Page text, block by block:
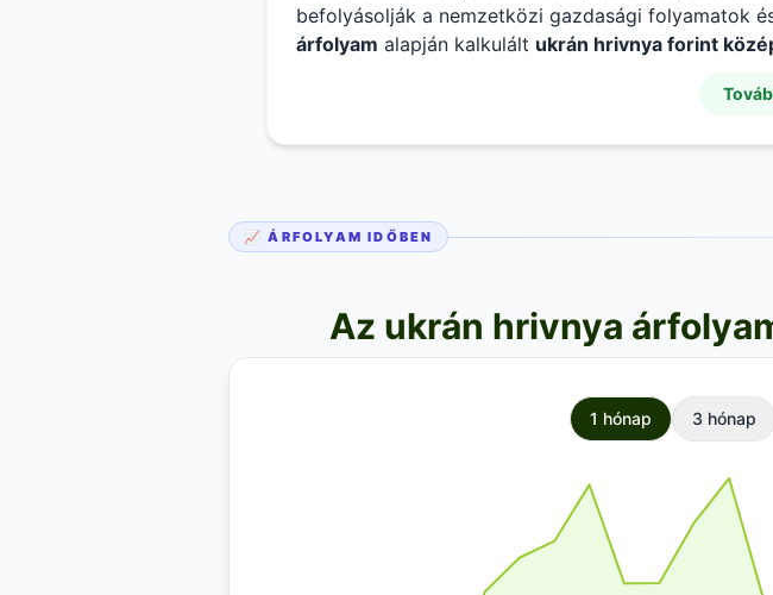
befolyásolják a nemzetközi gazdasági folyamatok
árfolyam alapján kalkulált ukrán hrivnya forint
legfrissebb elemeit a pontos
📈 ÁRFOLYAM IDŐBEN
Az ukrán hrivnya
1 hónap 3 hónap